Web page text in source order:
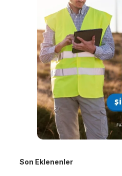
Son Eklenenler